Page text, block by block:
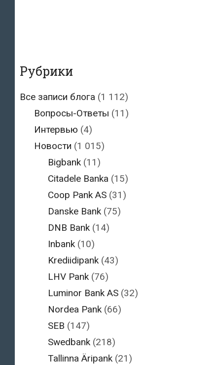
Рубрики
Все записи блога (1 112)
Вопросы-Ответы (11)
Интервью (4)
Новости (1 015)
Bigbank (11)
Citadele Banka (15)
Coop Pank AS (31)
Danske Bank (75)
DNB Bank (14)
Inbank (10)
Krediidipank (43)
LHV Pank (76)
Luminor Bank AS (32)
Nordea Pank (66)
SEB (147)
Swedbank (218)
Tallinna Äripank (21)